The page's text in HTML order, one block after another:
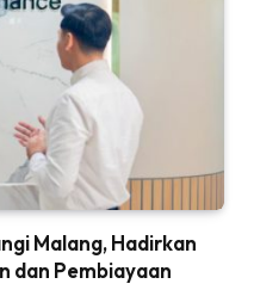
Malang, Hadirkan
dan Pembiayaan